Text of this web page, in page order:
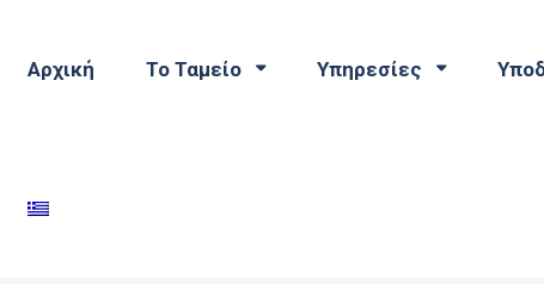
Αρχική Το Ταμείο Υπηρεσίες